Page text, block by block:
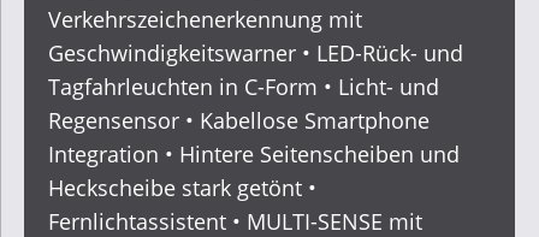
Verkehrszeichenerkennung mit
Geschwindigkeitswarner • LED-Rück- und
Tagfahrleuchten in C-Form • Licht- und
Regensensor • Kabellose Smartphone
Integration • Hintere Seitenscheiben und
Heckscheibe stark getönt •
Fernlichtassistent • MULTI-SENSE mit